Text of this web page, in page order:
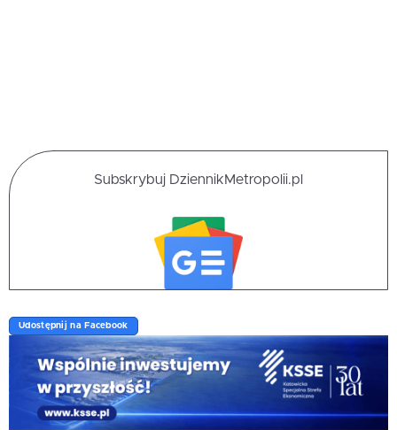
Subskrybuj DziennikMetropolii.pl
Udostępnij na Facebook